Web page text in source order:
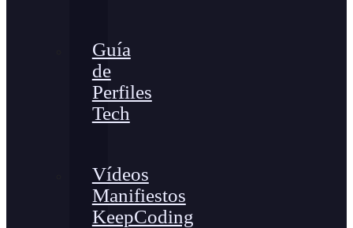
Guía
de
Perfiles
Tech
Vídeos
Manifiestos
KeepCoding